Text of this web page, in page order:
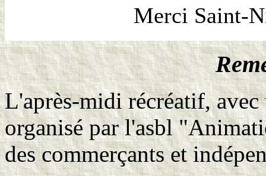
Merci Saint-
L'après-midi récréatif,
organisé par l'asbl
des commerçants et